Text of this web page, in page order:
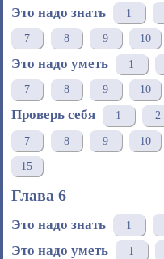
Это надо знать 1
7 8 9 10
Это надо уметь 1
7 8 9 10
Проверь себя 1 2
7 8 9 10
15
Глава 6
Это надо знать 1
Это надо уметь 1